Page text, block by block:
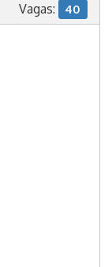
Vagas: 40